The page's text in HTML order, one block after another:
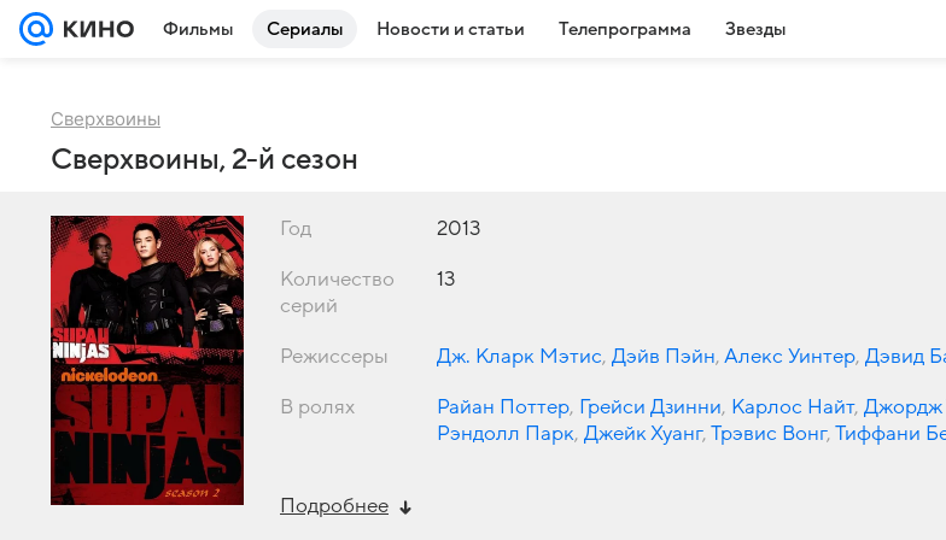
Фильмы Сериалы Новости и статьи Телепрограмма Звезды
Сверхвоины
Сверхвоины, 2-й сезон
Год 2013
Количество
серий
13
Режиссеры Дж. Кларк Мэтис, Дэйв Пэйн, Алекс Уинтер, Дэвид
В ролях Райан Поттер, Грейси Дзинни, Карлос Найт, Джордж
Рэндолл Парк, Джейк Хуанг, Трэвис Вонг, Тиффани
Подробнее